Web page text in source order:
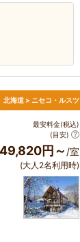
北海道 > ニセコ・ルスツ
最安料金(税込)
(目安)
49,820円～ /室
(大人2名利用時)